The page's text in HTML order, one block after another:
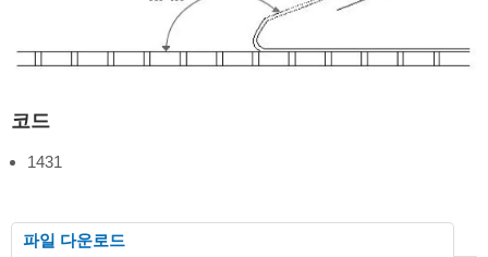
코드
1431
파일 다운로드